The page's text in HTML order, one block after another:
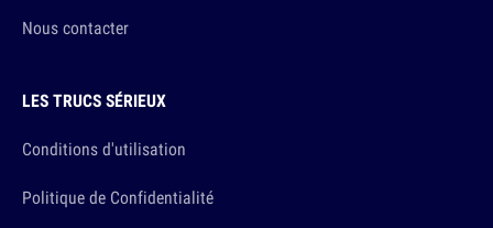
Nous contacter
LES TRUCS SÉRIEUX
Conditions d'utilisation
Politique de Confidentialité